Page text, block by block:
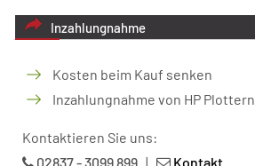
Inzahlungnahme
Kosten beim Kauf senken
Inzahlungnahme von HP Plottern
Kontaktieren Sie uns:
02837 - 3099 899 | Kontakt